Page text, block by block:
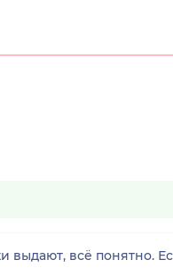
выдают, всё понятно.